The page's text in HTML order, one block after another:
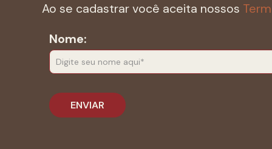
Ao se cadastrar você aceita nossos
Nome: